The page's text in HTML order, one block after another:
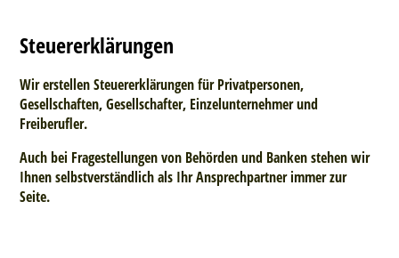
Steuererklärungen
Wir erstellen Steuererklärungen für Privatpersonen,
Gesellschaften, Gesellschafter, Einzelunternehmer und
Freiberufler.
Auch bei Fragestellungen von Behörden und Banken stehen wir
Ihnen selbstverständlich als Ihr Ansprechpartner immer zur
Seite.